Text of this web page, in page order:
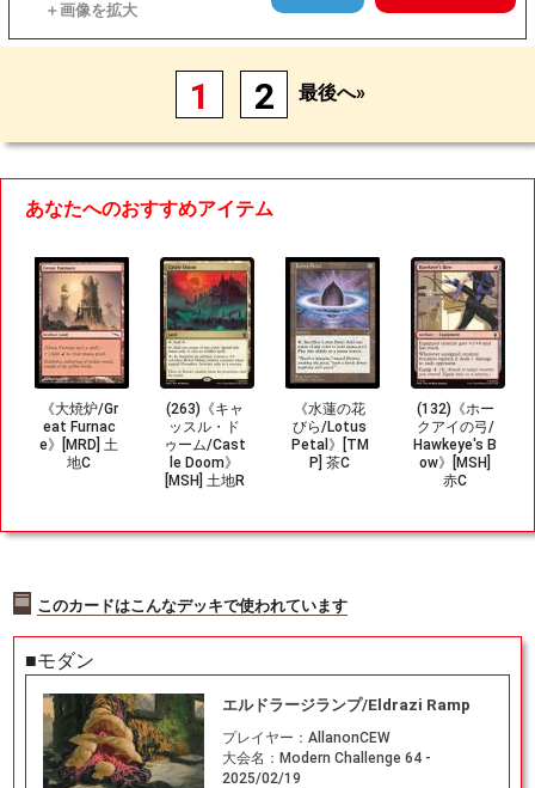
1 2 最後へ»
あなたへのおすすめアイテム
《大焼炉/Gr
eat Furnac
e》[MRD] 土
地C
(263)《キャ
ッスル・ド
ゥーム/Cast
le Doom》
[MSH] 土地R
《水蓮の花
びら/Lotus
Petal》[TM
P] 茶C
(132)《ホー
クアイの弓/
Hawkeye's B
ow》[MSH]
赤C
このカードはこんなデッキで使われています
■モダン
エルドラージランプ/Eldrazi Ramp
プレイヤー： AllanonCEW
大会名： Modern Challenge 64 -
2025/02/19